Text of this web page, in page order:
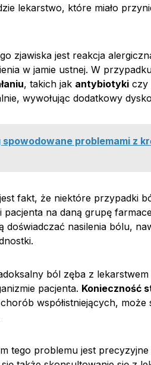
lekarstwo, które miało
zjawiska jest reakcja
w jamie ustnej. W
, takich jak antybiotyki czy
wywołując dodatkowy
spowodowane problemami z
fakt, że niektóre przypadki
na daną grupę
doświadczać nasilenia bólu,
ból zęba z
pacjenta. Konieczność
współistniejących,
tego problemu jest